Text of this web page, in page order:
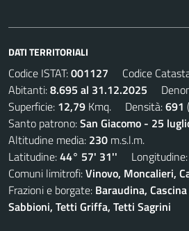
DATI TERRITORIALI
Codice ISTAT:001127 Codice
Abitanti:8.695 al 31.12.2025
Superficie: 12,79 Kmq. Densità:691
Santo patrono:San Giacomo - 25
Altitudine media: 230 m.s.l.m.
Latitudine:44° 57' 31'' Longitudine:
Comuni limitrofi:Vinovo, Moncalieri,
Frazioni e borgate: Baraudina,
Sabbioni, Tetti Griffa, Tetti Sagrini